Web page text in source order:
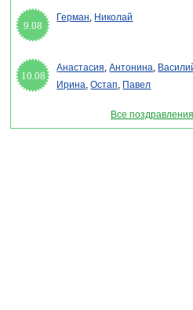
9.08
Герман, Николай
10.08
Анастасия,Антонина,
Ирина,Остап, Павел
Все